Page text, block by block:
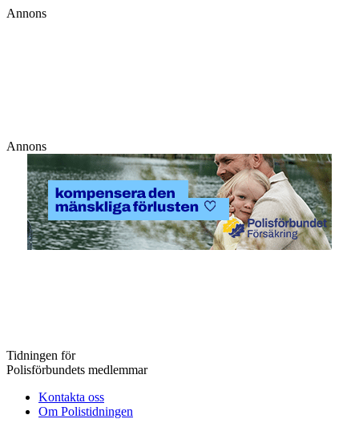
Annons
Annons
Tidningen för
Polisförbundets medlemmar
Kontakta oss
Om Polistidningen